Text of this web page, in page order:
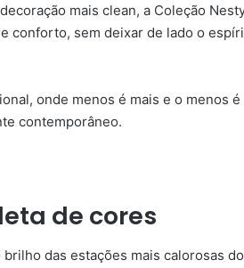
mais clean, a Coleção
conforto, sem deixar de lado o
onde menos é mais e o menos é
contemporâneo.
de cores
das estações mais calorosas do